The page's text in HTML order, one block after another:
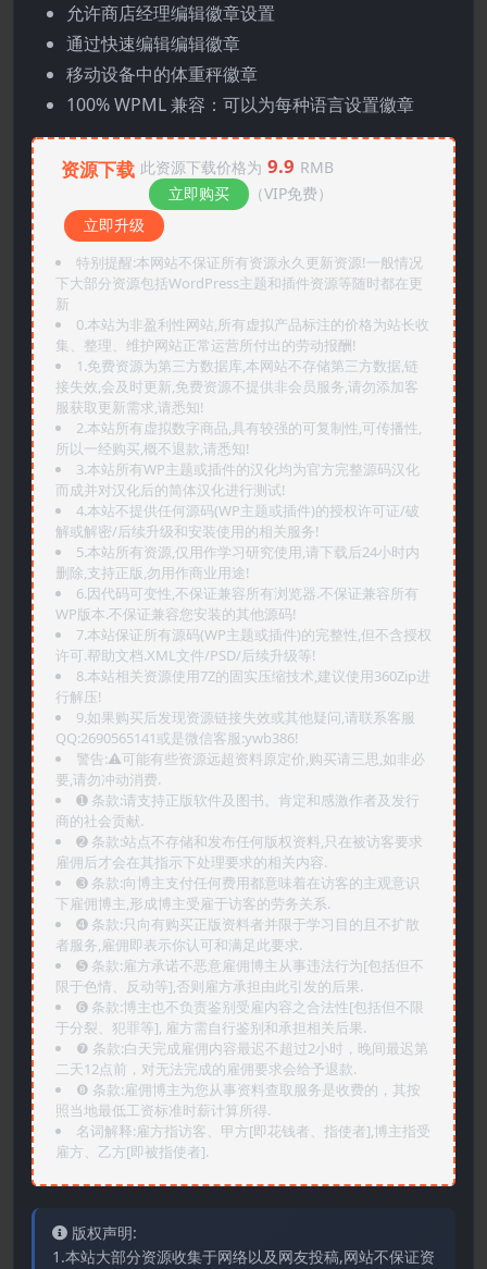
允许商店经理编辑徽章设置
通过快速编辑编辑徽章
移动设备中的体重秤徽章
100% WPML 兼容：可以为每种语言设置徽章
资源下载 此资源下载价格为 9.9 RMB
立即购买
（VIP免费）
立即升级
特别提醒:本网站不保证所有资源永久更新资源!一般情况
下大部分资源包括WordPress主题和插件资源等随时都在更
新
0.本站为非盈利性网站,所有虚拟产品标注的价格为站长收
集、整理、维护网站正常运营所付出的劳动报酬!
1.免费资源为第三方数据库,本网站不存储第三方数据,链
接失效,会及时更新,免费资源不提供非会员服务,请勿添加客
服获取更新需求,请悉知!
2.本站所有虚拟数字商品,具有较强的可复制性,可传播性,
所以一经购买,概不退款,请悉知!
3.本站所有WP主题或插件的汉化均为官方完整源码汉化
而成并对汉化后的简体汉化进行测试!
4.本站不提供任何源码(WP主题或插件)的授权许可证/破
解或解密/后续升级和安装使用的相关服务!
5.本站所有资源,仅用作学习研究使用,请下载后24小时内
删除,支持正版,勿用作商业用途!
6.因代码可变性,不保证兼容所有浏览器.不保证兼容所有
WP版本.不保证兼容您安装的其他源码!
7.本站保证所有源码(WP主题或插件)的完整性,但不含授权
许可.帮助文档.XML文件/PSD/后续升级等!
8.本站相关资源使用7Z的固实压缩技术,建议使用360Zip进
行解压!
9.如果购买后发现资源链接失效或其他疑问,请联系客服
QQ:2690565141或是微信客服:ywb386!
警告:⚠️可能有些资源远超资料原定价,购买请三思,如非必
要,请勿冲动消费.
➊️ 条款:请支持正版软件及图书。肯定和感激作者及发行
商的社会贡献.
➋️ 条款:站点不存储和发布任何版权资料,只在被访客要求
雇佣后才会在其指示下处理要求的相关内容.
➌️ 条款:向博主支付任何费用都意味着在访客的主观意识
下雇佣博主,形成博主受雇于访客的劳务关系.
➍️ 条款:只向有购买正版资料者并限于学习目的且不扩散
者服务,雇佣即表示你认可和满足此要求.
➎ 条款:雇方承诺不恶意雇佣博主从事违法行为[包括但不
限于色情、反动等],否则雇方承担由此引发的后果.
➏️ 条款:博主也不负责鉴别受雇内容之合法性[包括但不限
于分裂、犯罪等], 雇方需自行鉴别和承担相关后果.
❼ 条款:白天完成雇佣内容最迟不超过2小时，晚间最迟第
二天12点前，对无法完成的雇佣要求会给予退款.
❽ 条款:雇佣博主为您从事资料查取服务是收费的，其按
照当地最低工资标准时薪计算所得.
名词解释:雇方指访客、甲方[即花钱者、指使者],博主指受
雇方、乙方[即被指使者].
版权声明:
1.本站大部分资源收集于网络以及网友投稿,网站不保证资